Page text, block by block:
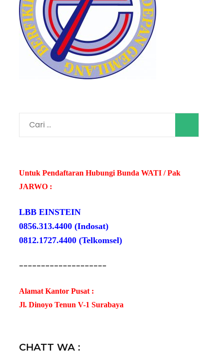
Cari
untuk:
Untuk Pendaftaran Hubungi Bunda WATI / Pak
JARWO :
LBB EINSTEIN
0856.313.4400 (Indosat)
0812.1727.4400 (Telkomsel)
--------------------
Alamat Kantor Pusat :
Jl. Dinoyo Tenun V-1 Surabaya
CHATT WA :